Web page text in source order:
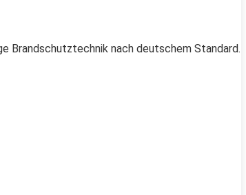
Brandschutztechnik nach deutschem Standard.